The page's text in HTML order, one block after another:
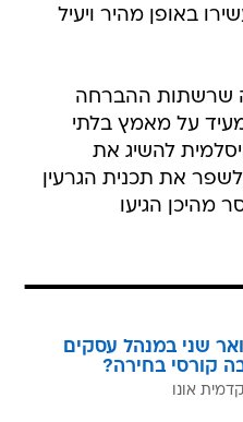
באופן מהיר ויעיל
שרשתות ההברחה
על מאמץ בלתי
להשיג את
את תכנית הגרעין
מהיכן הגיעו
שני במנהל עסקים
קורסי בחירה?
אונו